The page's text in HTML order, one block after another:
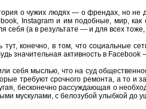
о чужих людях — о френдах, но не
Instagram и им подобные, мир,
себя (а в результате — и для всех
тут, конечно, в том, что социальные
значительная активность в
себя мыслью, что на суд
требуют срочного ремонта, а то
бесконечно рассуждающая о
мускулами, с белозубой улыбкой до